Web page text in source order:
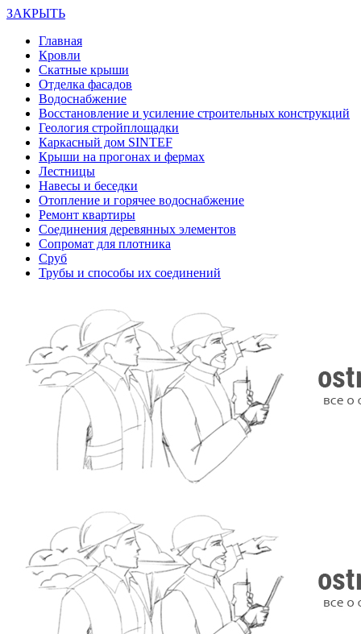
ЗАКРЫТЬ
Главная
Кровли
Скатные крыши
Отделка фасадов
Водоснабжение
Восстановление и усиление строительных конструкций
Геология стройплощадки
Каркасный дом SINTEF
Крыши на прогонах и фермах
Лестницы
Навесы и беседки
Отопление и горячее водоснабжение
Ремонт квартиры
Соединения деревянных элементов
Сопромат для плотника
Сруб
Трубы и способы их соединений